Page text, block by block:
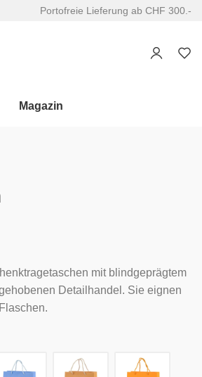
Portofreie Lieferung ab CHF 300.-
Magazin
mit blindgeprägtem
Detailhandel. Sie eignen